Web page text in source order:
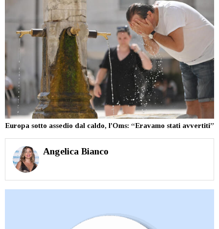
Europa sotto assedio dal caldo, l’Oms: “Eravamo stati avvertiti”
Angelica Bianco